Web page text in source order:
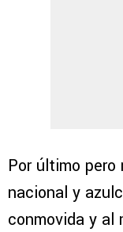
Por último
nacional y
conmovida y al